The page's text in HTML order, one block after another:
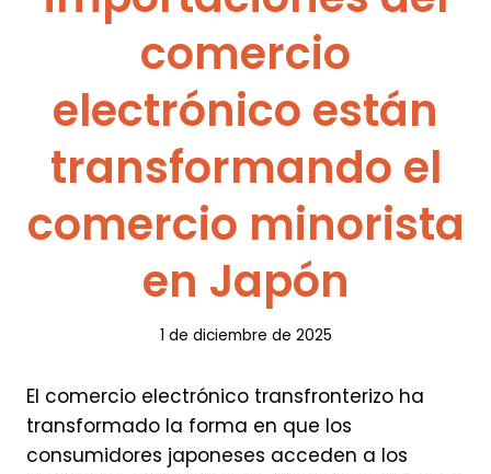
comercio
electrónico están
transformando el
comercio minorista
en Japón
1 de diciembre de 2025
El comercio electrónico transfronterizo ha
transformado la forma en que los
consumidores japoneses acceden a los